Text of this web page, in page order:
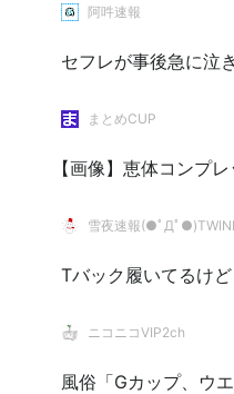
阿吽速報
セフレが事後急に泣
まとめCUP
【画像】恵体コンプ
雪夜速報(●ﾟДﾟ
Tバック履いてるけ
ニコニコVIP2ch
風俗「Gカップ、ウ